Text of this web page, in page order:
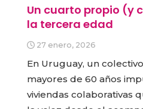
Un cuarto propio (y
la tercera edad
27 enero, 2026
En Uruguay, un
mayores de 60 años
viviendas colaborativas